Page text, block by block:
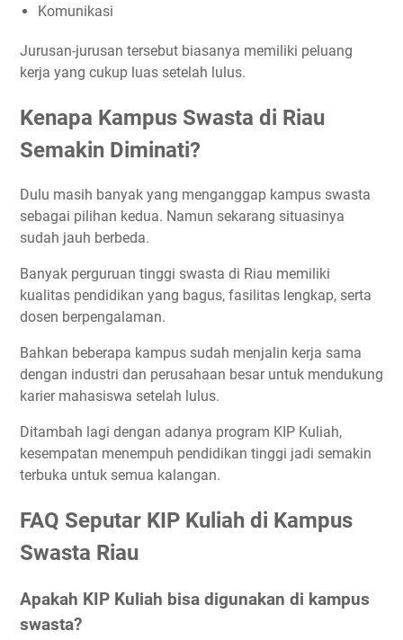
Komunikasi
Jurusan-jurusan tersebut biasanya memiliki peluang
kerja yang cukup luas setelah lulus.
Kenapa Kampus Swasta di Riau
Semakin Diminati?
Dulu masih banyak yang menganggap kampus swasta
sebagai pilihan kedua. Namun sekarang situasinya
sudah jauh berbeda.
Banyak perguruan tinggi swasta di Riau memiliki
kualitas pendidikan yang bagus, fasilitas lengkap, serta
dosen berpengalaman.
Bahkan beberapa kampus sudah menjalin kerja sama
dengan industri dan perusahaan besar untuk mendukung
karier mahasiswa setelah lulus.
Ditambah lagi dengan adanya program KIP Kuliah,
kesempatan menempuh pendidikan tinggi jadi semakin
terbuka untuk semua kalangan.
FAQ Seputar KIP Kuliah di Kampus
Swasta Riau
Apakah KIP Kuliah bisa digunakan di kampus
swasta?